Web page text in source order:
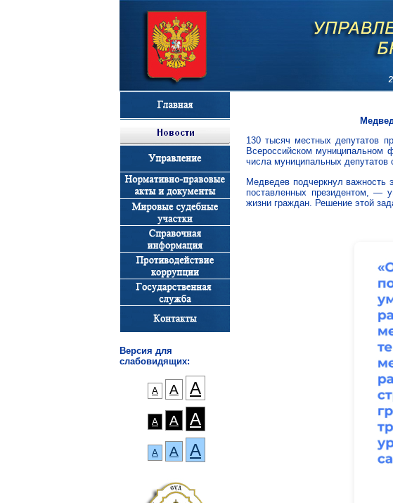
Версия для
слабовидящих:
А А А
А А А
А А А
130 тысяч местных депутатов
Всероссийском
числа муниципальных депутатов
Медведев подчеркнул важность
поставленных президентом, —
жизни граждан. Решение этой